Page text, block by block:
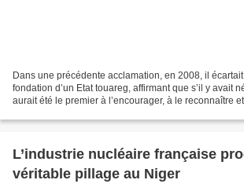
Dans une précédente acclamation, en 2008, il
fondation d’un Etat touareg, affirmant que s’il y avait
aurait été le premier à l’encourager, à le reconnaître
L’industrie nucléaire française
véritable pillage au Niger